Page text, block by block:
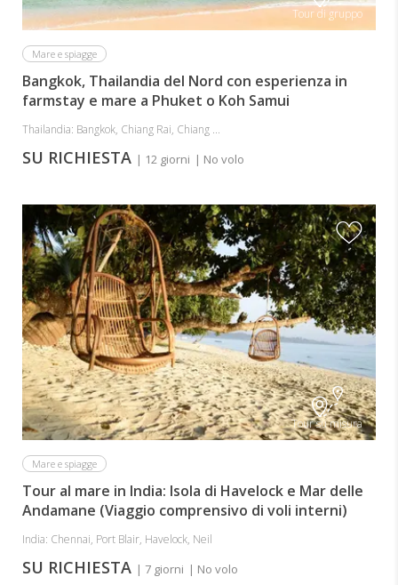
Tour di gruppo
Mare e spiagge
Bangkok, Thailandia del Nord con esperienza in
farmstay e mare a Phuket o Koh Samui
Thailandia: Bangkok, Chiang Rai, Chiang ...
SU RICHIESTA | 12 giorni | No volo
Tour su misura
Mare e spiagge
Tour al mare in India: Isola di Havelock e Mar delle
Andamane (Viaggio comprensivo di voli interni)
India: Chennai, Port Blair, Havelock, Neil
SU RICHIESTA | 7 giorni | No volo